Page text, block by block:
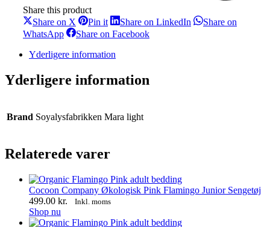
Share this product
Share on X Share
on
X
Pin itShare
on
Pinterest
Share on LinkedIn ShareShare on
WhatsAppShare
WhatsApp
Share on FacebookShare
Yderligere information
Yderligere information
Brand Soyalysfabrikken Mara light
Relaterede varer
Cocoon Company Økologisk Pink Flamingo Junior Sengetøj
499.00 kr. Inkl. moms
Shop nu